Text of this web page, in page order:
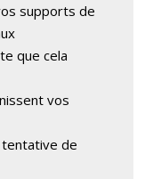
supports de
que cela
vos
de